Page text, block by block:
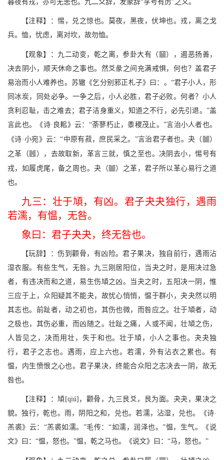
暮夜有戎，亦可无患也。九二爻辞，发彖辞“孚号有厉”之义。
【注释】：惕，兑之惊也。莫夜，黑夜，伏坤也。戎，离之戈
兵。恤，忧虑，离对坎，故勿恤。
【观象】：九二动变，乾之离，参卦大有（s），遏恶扬善，
决去阴小，顺天休命之事也。然爻彖之间充满戒惧，何也？盖君子
易治而小人难养也。苏辙《乞分别邪正札子》曰：。“君子小人，形
同冰炭，同处必争。一争之后，小人必胜，君子必败。何者？小人
贪利忍耻，击之难去；君子洁身重义，知道之不行，必先引退。”盖
言此也。《诗·良耜》云：“荼蓼朽止，黍稷茂止。”言治小人者也。
《诗·小宛》云：“中原有菽，庶民采之。”言治君子者也。夬（b）
之革（E），去故取新，革言三就，慎之至也。决阴去小，惕号有
戎，如履虎尾，备之周也。夬（b）之革，君子所以革心易行之道
也。
九三：壮于頄，有凶。君子夬夬独行，遇雨
若濡，有愠，无咎。
象曰：君子夬夬，终无咎也。
【玩辞】：伤到颧骨，有凶险。君子果决，独自前行，遇雨沾
湿衣服。有些生气，无咎。九三刚居阳位，当夬之时，是用决过急
者，有违决而和之道，易生伤頄之凶。当夬之时，五阳决一阴，惟
三应于上，众阳疑其不能夬，故忧心悄悄，愠于群小，夬夬然以明
其志也。前趾者，动之初也，其伤也微，而咎应之。壮于頄者，动
之极也，其伤必重，而凶随之。壮趾之痛，人或不闻，壮頄之伤，
人皆见之，决而用壮，失于和也。壮于頄，小人之事也。夬夬独
行，君子之志也。遇雨，应上六也。若濡，外有沾衣之累也。有
愠，内生愤恨之心也。君子果决，终能合众阳之志决去一阴，故无
咎也。
【注释】：頄[qiú]，颧骨，九三艮爻，艮为面。夬夬，果决之
貌。独行，乾也。雨，阴阳之和，兑也。若濡，沾湿，兑也。《诗·
羔裘》云：“羔裘如濡。”毛传：“如濡，润泽也。”愠，生气。《说
文》曰：“愠，怒也。”愠，乾之马也。《说文》曰：“马，怒也。”